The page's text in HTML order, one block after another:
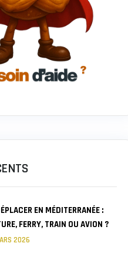
EN MÉDITERRANÉE :
FERRY, TRAIN OU AVION ?
2026